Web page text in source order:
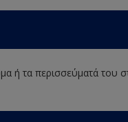
ή τα περισσεύματά του